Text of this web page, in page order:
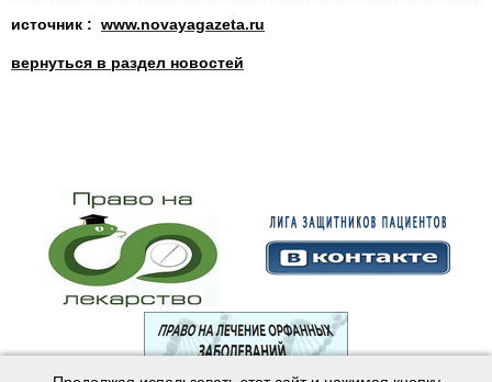
источник : www.novayagazeta.ru
вернуться в раздел новостей